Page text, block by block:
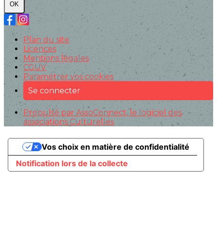
OK
Plan du site
Licences
Mentions légales
CGUV
Paramétrer vos cookies
Se connecter
Propulsé par AssoConnect, le logiciel des
associations Culturelles
Notification lors de la collecte
Vos choix en matière de confidentialité